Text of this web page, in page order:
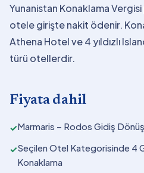
Yunanistan Konaklama
otele girişte nakit ödenir.
Athena Hotel ve 4 yıldızlı
türü otellerdir.
Fiyata dahil
✓Marmaris – Rodos Gidiş
✓Seçilen Otel Kategorisinde 4
Konaklama